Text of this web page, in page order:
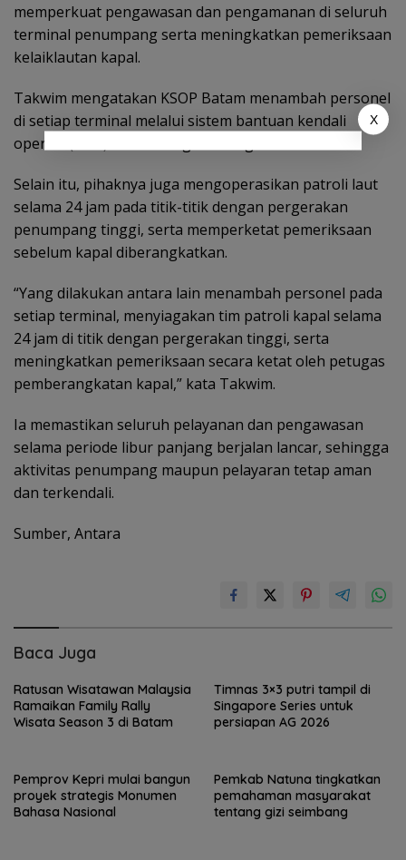
memperkuat pengawasan dan pengamanan di seluruh
terminal penumpang serta meningkatkan pemeriksaan
kelaiklautan kapal.
Takwim mengatakan KSOP Batam menambah personel
di setiap terminal melalui sistem bantuan kendali
operasi (BKO) dari berbagai bidang teknis.
Selain itu, pihaknya juga mengoperasikan patroli laut
selama 24 jam pada titik-titik dengan pergerakan
penumpang tinggi, serta memperketat pemeriksaan
sebelum kapal diberangkatkan.
“Yang dilakukan antara lain menambah personel pada
setiap terminal, menyiagakan tim patroli kapal selama
24 jam di titik dengan pergerakan tinggi, serta
meningkatkan pemeriksaan secara ketat oleh petugas
pemberangkatan kapal,” kata Takwim.
Ia memastikan seluruh pelayanan dan pengawasan
selama periode libur panjang berjalan lancar, sehingga
aktivitas penumpang maupun pelayaran tetap aman
dan terkendali.
Sumber, Antara
Baca Juga
Ratusan Wisatawan Malaysia
Ramaikan Family Rally
Wisata Season 3 di Batam
Timnas 3×3 putri tampil di
Singapore Series untuk
persiapan AG 2026
Pemprov Kepri mulai bangun
proyek strategis Monumen
Bahasa Nasional
Pemkab Natuna tingkatkan
pemahaman masyarakat
tentang gizi seimbang
X